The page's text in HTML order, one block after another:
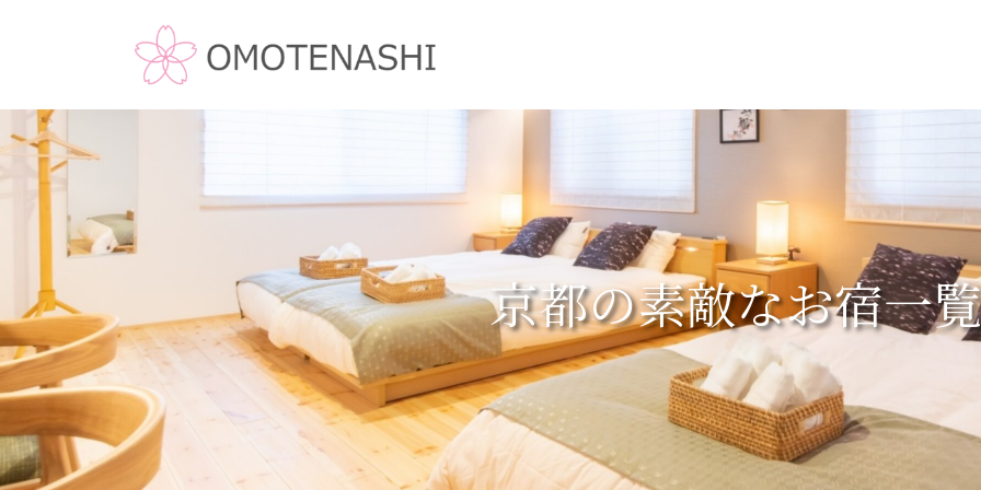
京都の素敵なお宿一覧